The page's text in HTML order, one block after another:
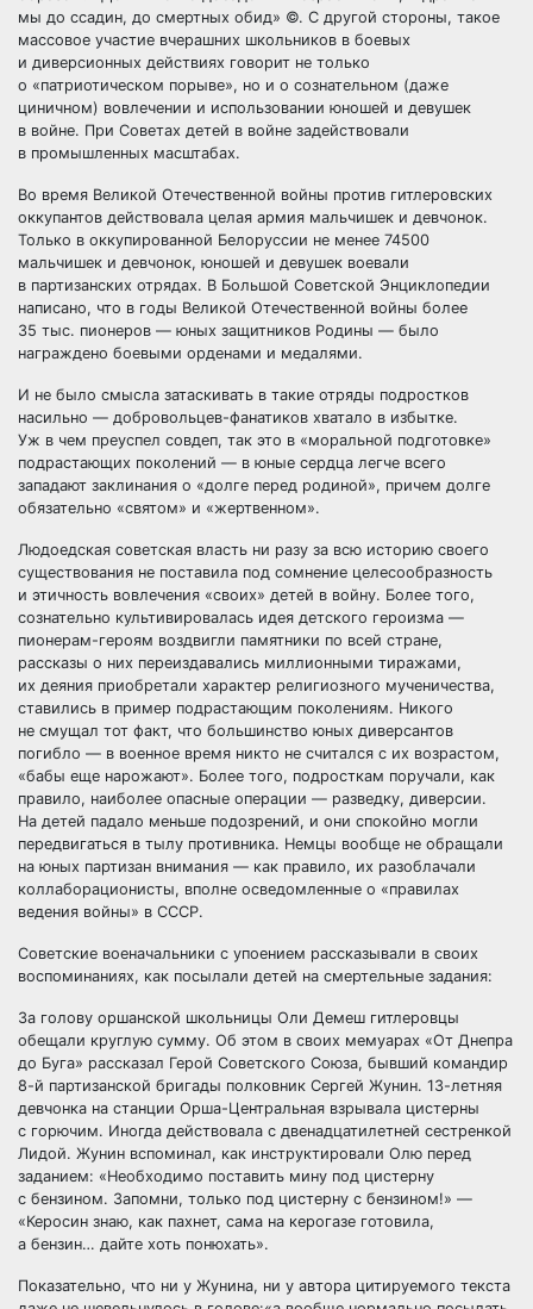
мы до ссадин, до смертных обид» ©. С другой стороны, такое
массовое участие вчерашних школьников в боевых
и диверсионных действиях говорит не только
о «патриотическом порыве», но и о сознательном (даже
циничном) вовлечении и использовании юношей и девушек
в войне. При Советах детей в войне задействовали
в промышленных масштабах.
Во время Великой Отечественной войны против гитлеровских
оккупантов действовала целая армия мальчишек и девчонок.
Только в оккупированной Белоруссии не менее 74500
мальчишек и девчонок, юношей и девушек воевали
в партизанских отрядах. В Большой Советской Энциклопедии
написано, что в годы Великой Отечественной войны более
35 тыс. пионеров — юных защитников Родины — было
награждено боевыми орденами и медалями.
И не было смысла затаскивать в такие отряды подростков
насильно — добровольцев-фанатиков хватало в избытке.
Уж в чем преуспел совдеп, так это в «моральной подготовке»
подрастающих поколений — в юные сердца легче всего
западают заклинания о «долге перед родиной», причем долге
обязательно «святом» и «жертвенном».
Людоедская советская власть ни разу за всю историю своего
существования не поставила под сомнение целесообразность
и этичность вовлечения «своих» детей в войну. Более того,
сознательно культивировалась идея детского героизма —
пионерам-героям воздвигли памятники по всей стране,
рассказы о них переиздавались миллионными тиражами,
их деяния приобретали характер религиозного мученичества,
ставились в пример подрастающим поколениям. Никого
не смущал тот факт, что большинство юных диверсантов
погибло — в военное время никто не считался с их возрастом,
«бабы еще нарожают». Более того, подросткам поручали, как
правило, наиболее опасные операции — разведку, диверсии.
На детей падало меньше подозрений, и они спокойно могли
передвигаться в тылу противника. Немцы вообще не обращали
на юных партизан внимания — как правило, их разоблачали
коллаборационисты, вполне осведомленные о «правилах
ведения войны» в СССР.
Советские военачальники с упоением рассказывали в своих
воспоминаниях, как посылали детей на смертельные задания:
За голову оршанской школьницы Оли Демеш гитлеровцы
обещали круглую сумму. Об этом в своих мемуарах «От Днепра
до Буга» рассказал Герой Советского Союза, бывший командир
8-й партизанской бригады полковник Сергей Жунин. 13-летняя
девчонка на станции Орша-Центральная взрывала цистерны
с горючим. Иногда действовала с двенадцатилетней сестренкой
Лидой. Жунин вспоминал, как инструктировали Олю перед
заданием: «Необходимо поставить мину под цистерну
с бензином. Запомни, только под цистерну с бензином!» —
«Керосин знаю, как пахнет, сама на керогазе готовила,
а бензин… дайте хоть понюхать».
Показательно, что ни у Жунина, ни у автора цитируемого текста